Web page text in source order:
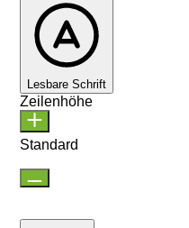
Lesbare Schrift
Zeilenhöhe
Standard